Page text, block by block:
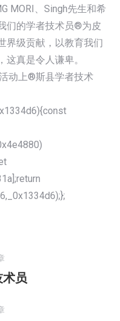
MORI、Singh先生和希
们的学者技术员®为皮
界级贡献，以教育我们
真是令人谦卑。
动上®斯县学者技术
员